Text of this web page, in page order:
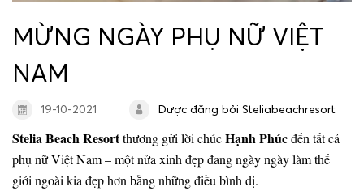
Gallery
Spa & Wellness
Liên hệ
Tour Du Lịch Xứ Nẫu
MỪNG NGÀY PHỤ NỮ VIỆT
NAM
19-10-2021 Được đăng bởi Steliabeachresort
Stelia Beach Resortthương gửi lời chúcHạnh Phúcđến tất cả
phụ nữ Việt Nam – một nửa xinh đẹp đang ngày ngày làm thế
giới ngoài kia đẹp hơn bằng những điều bình dị.